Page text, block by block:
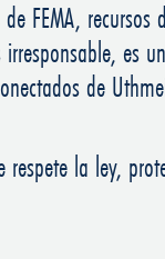
FEMA,
es
de
respete la ley,